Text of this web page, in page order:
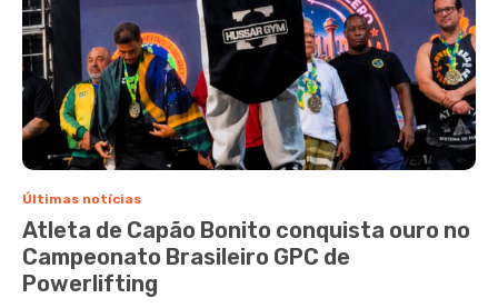
Últimas notícias
Atleta de Capão Bonito conquista ouro no
Campeonato Brasileiro GPC de
Powerlifting